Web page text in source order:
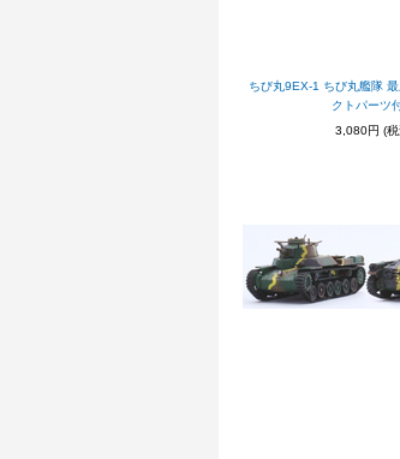
ちび丸9EX-1 ちび丸艦隊
クトパーツ
3,080円 (